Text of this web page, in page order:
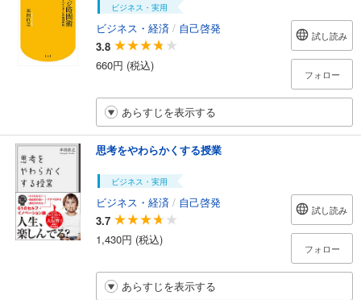
ビジネス・実用
ビジネス・経済 / 自己啓発
3.8
660円 (税込)
試し読み
フォロー
あらすじを表示する
思考をやわらかくする授業
ビジネス・実用
ビジネス・経済 / 自己啓発
3.7
1,430円 (税込)
試し読み
フォロー
あらすじを表示する